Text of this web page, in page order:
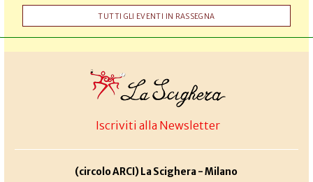
TUTTI GLI EVENTI IN RASSEGNA
Iscriviti alla Newsletter
(circolo ARCI) La Scighera - Milano